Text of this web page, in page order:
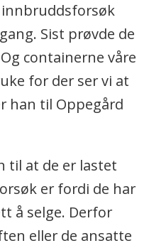
Sist prøvde de
containerne våre
for der ser vi at
han til Oppegård
til at de er lastet
er fordi de har
å selge. Derfor
eller de ansatte